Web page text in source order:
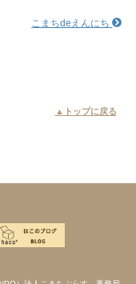
こまちdeえんにち
▲トップに戻る